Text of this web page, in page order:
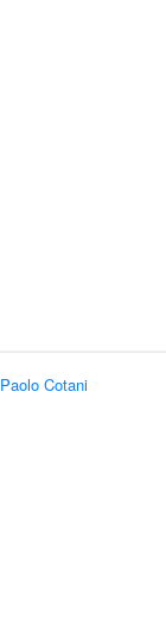
Paolo Cotani